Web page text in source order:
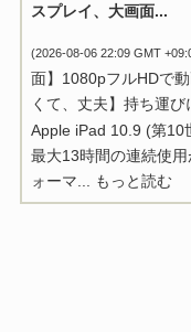
スプレイ、大画面...
(2026-08-06 22:09 GMT
面】1080pフルHDで
くて、丈夫】持ち運
Apple iPad 10.9 (第10
最大13時間の連続使
ォーマ...
もっと読む